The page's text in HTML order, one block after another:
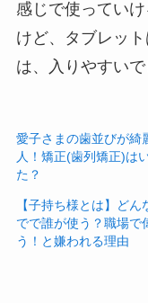
感じで使ってい
けど、タブレッ
は、入りやすいで
愛子さまの歯並びが綺
人！矯正(歯列矯正)は
た？
【子持ち様とは】どん
でで誰が使う？職場で
う！と嫌われる理由